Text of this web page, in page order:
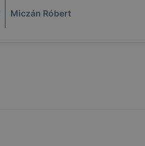
Miczán Róbert
vagy